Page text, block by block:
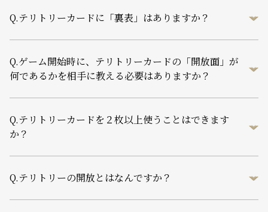
Q.テリトリーカードに「裏表」はありますか？
Q.ゲーム開始時に、テリトリーカードの「開放面」が
何であるかを相手に教える必要はありますか？
Q.テリトリーカードを２枚以上使うことはできます
か？
Q.テリトリーの開放とはなんですか？